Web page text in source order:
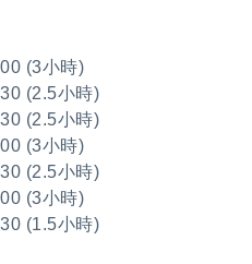
(3小時)
(2.5小時)
(2.5小時)
(3小時)
(2.5小時)
(3小時)
(1.5小時)